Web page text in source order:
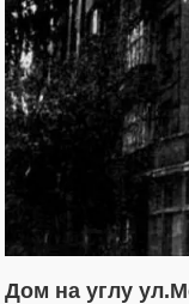
Дом на углу1,405,755
319,716